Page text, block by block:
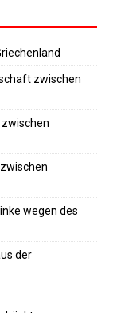
zwischen
zwischen
wegen des
der